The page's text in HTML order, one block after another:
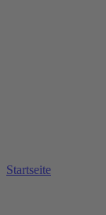
Startseite